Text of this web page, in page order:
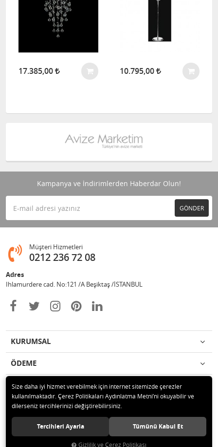
17.385,00 10.795,00
Kampanya ve İndirimlerden Haberdar Olun!
GÖNDER
Müşteri Hizmetleri
0212 236 72 08
Adres
Ihlamurdere cad. No:121 /A Beşiktaş /İSTANBUL
KURUMSAL
ÖDEME
İLETİŞİM
© 2020 Avize Marketim Tüm hakları saklıdır.
Size daha iyi hizmet verebilmek için internet sitemizde çerezler
kullanılmaktadır. Çerez Politikaları Aydınlatma Metni’ni okuyabilir ve
dilerseniz tercihlerinizi değiştirebilirsiniz.
Tercihleri Ayarla Tümünü Kabul Et
Gizlilik ve Çerez Politikası